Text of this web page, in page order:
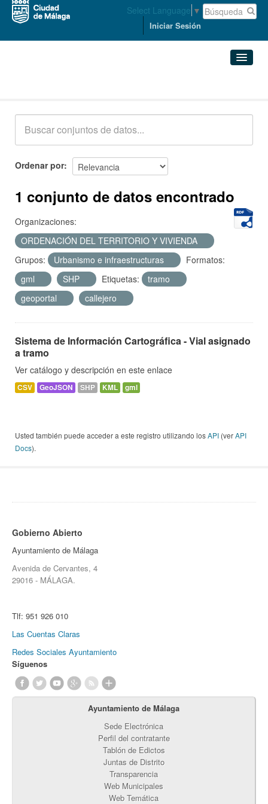
Select Language ▼
Iniciar Sesión
Acerca de
Ordenar por
1 conjunto de datos encontrado
Organizaciones:
ORDENACIÓN DEL TERRITORIO Y VIVIENDA
Grupos:
Urbanismo e infraestructuras
Formatos:
gml
SHP Etiquetas:
tramo
geoportal
callejero
Sistema de Información Cartográfica - Vial asignado
a tramo
Ver catálogo y descripción en este enlace
CSV GeoJSON SHP KML gml
Usted también puede acceder a este registro utilizando losAPI (verAPI
Docs).
Gobierno Abierto
Ayuntamiento de Málaga
Avenida de Cervantes, 4
29016 - MÁLAGA.
Tlf: 951 926 010
Las Cuentas Claras
Redes Sociales Ayuntamiento
Síguenos
Ayuntamiento de Málaga
Sede Electrónica
Perfil del contratante
Tablón de Edictos
Juntas de Distrito
Transparencia
Web Municipales
Web Temática